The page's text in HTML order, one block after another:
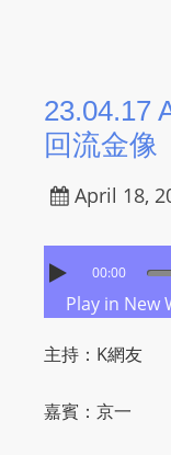
23.04.17
回流金像
April 18,
00:00
Play in New
主持：K網友
嘉賓：京一